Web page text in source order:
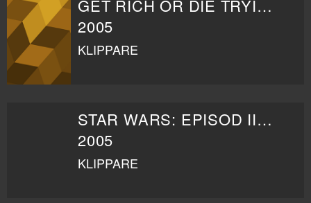
GET RICH OR DIE TRYING
2005
KLIPPARE
STAR WARS: EPISOD III - MÖRKRETS HÄMND
2005
KLIPPARE